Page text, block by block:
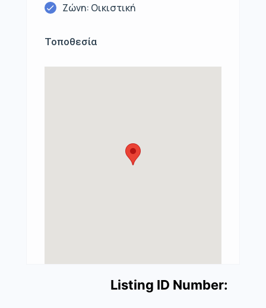
Ζώνη: Οικιστική
Τοποθεσία
Listing ID Number: